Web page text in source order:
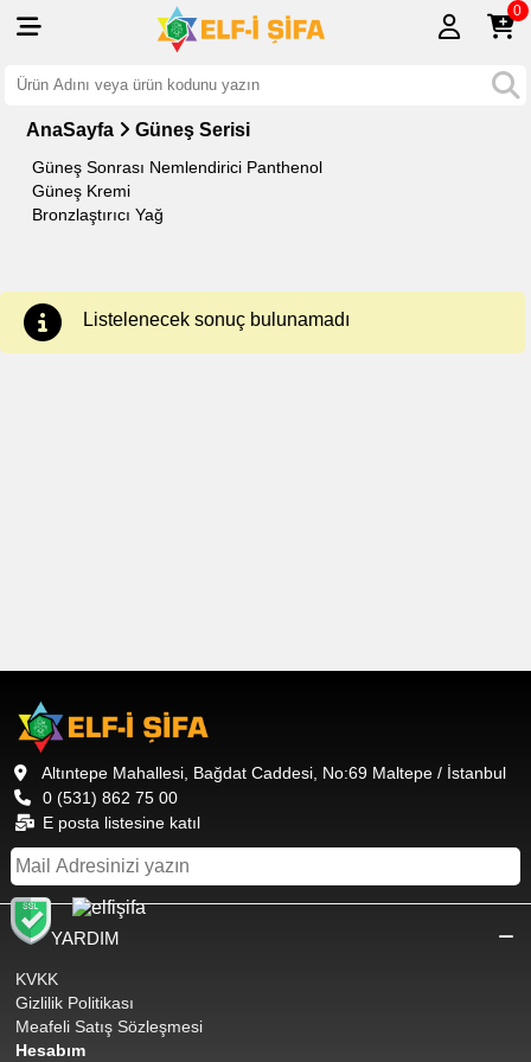
0
AnaSayfa Güneş Serisi
Güneş Sonrası Nemlendirici Panthenol
Güneş Kremi
Bronzlaştırıcı Yağ
Listelenecek sonuç bulunamadı
Altıntepe Mahallesi, Bağdat Caddesi, No:69 Maltepe / İstanbul
0 (531) 862 75 00
E posta listesine katıl
YARDIM
KVKK
Gizlilik Politikası
Meafeli Satış Sözleşmesi
Hesabım